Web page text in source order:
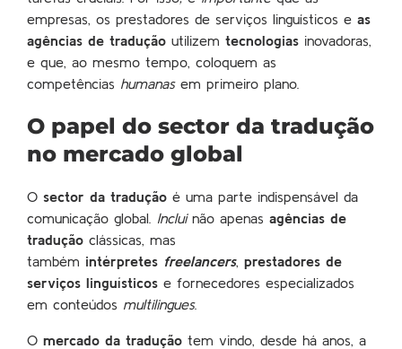
empresas, os prestadores de serviços linguísticos eas
agências de traduçãoutilizem tecnologias inovadoras,
e que, ao mesmo tempo, coloquem as
competências humanasem primeiro plano.
O papel do sector da tradução
no mercado global
Osector da traduçãoé uma parte indispensável da
comunicação global. Incluinão apenasagências de
tradução clássicas, mas
também intérpretes freelancers,prestadores de
serviços linguísticose fornecedores especializados
em conteúdos multilingues.
Omercado da traduçãotem vindo, desde há anos, a